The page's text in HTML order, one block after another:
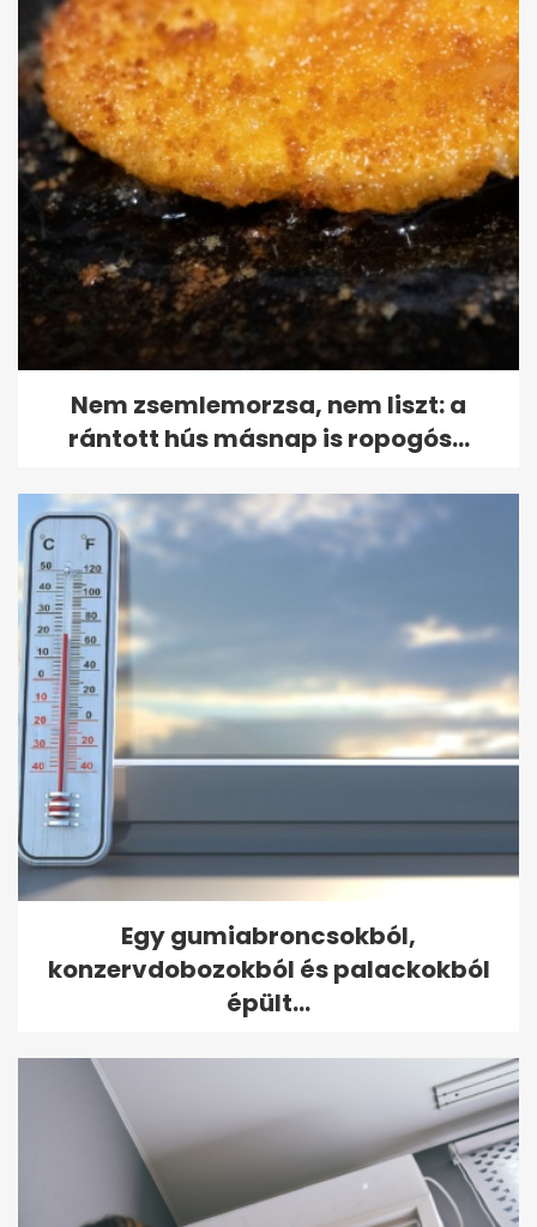
Nem zsemlemorzsa, nem liszt: a
rántott hús másnap is ropogós...
Egy gumiabroncsokból,
konzervdobozokból és palackokból
épült...